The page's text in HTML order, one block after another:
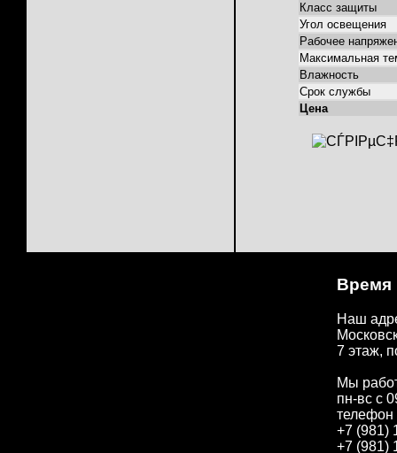
Класс защиты
Угол освещения
Рабочее
Максимальная
Влажность
Срок службы
Цена
Время
Наш
7 этаж,
Мы
пн-вс с
телефон
+7 (981)
+7 (981)